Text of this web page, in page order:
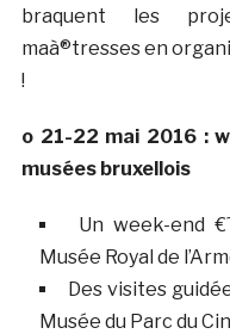
braquent les
maà®tresses en
!
o 21-22 mai 2016 :
musées bruxellois
Un week-end
Musée Royal de
Des visites
Musée du Parc du